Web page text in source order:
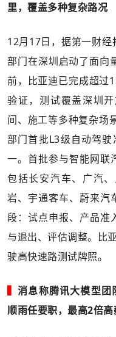
里，覆盖多种复杂路况
12月17日，据第一财
部门在深圳启动了面向
前，比亚迪已完成超过
验证，测试覆盖深圳
间、施工等多种复杂场
部门首批L3级自动驾
一。首批参与智能网联
包括长安汽车、广汽
岩、宇通客车、蔚来汽
段：试点申报、产品准
与退出、评估调整。比
驶高快速路测试牌照。
消息称腾讯大模型
顺雨任要职，最高2倍